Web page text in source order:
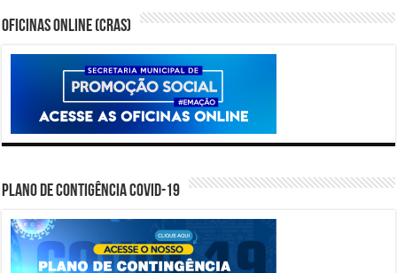
Oficinas Online (CRAS)
PLANO DE CONTIGÊNCIA COVID-19